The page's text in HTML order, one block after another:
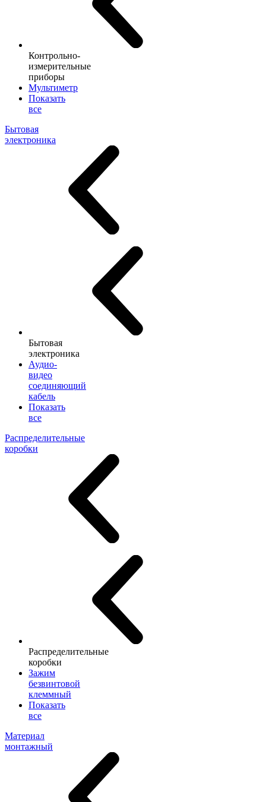
Контрольно-
измерительные
приборы
Мультиметр
Показать
все
Бытовая
электроника
Бытовая
электроника
Аудио-
видео
соединяющий
кабель
Показать
все
Распределительные
коробки
Распределительные
коробки
Зажим
безвинтовой
клеммный
Показать
все
Материал
монтажный